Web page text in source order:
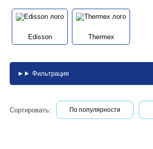
Edisson Thermex
Фильтрация
Сортировать: По популярности